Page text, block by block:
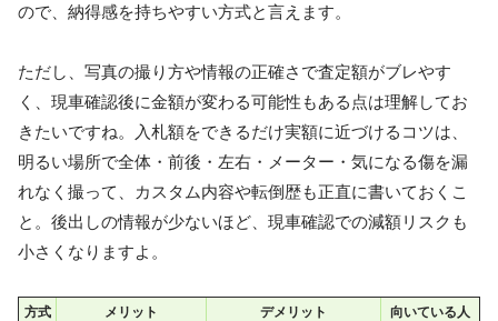
ので、納得感を持ちやすい方式と言えます。
ただし、写真の撮り方や情報の正確さで査定額がブレやす
く、現車確認後に金額が変わる可能性もある点は理解してお
きたいですね。入札額をできるだけ実額に近づけるコツは、
明るい場所で全体・前後・左右・メーター・気になる傷を漏
れなく撮って、カスタム内容や転倒歴も正直に書いておくこ
と。後出しの情報が少ないほど、現車確認での減額リスクも
小さくなりますよ。
方式 メリット デメリット 向いている人